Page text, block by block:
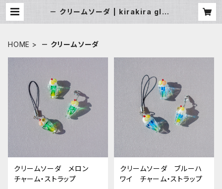
－ クリームソーダ | kirakira glas
HOME － クリームソーダ
クリームソーダ メロン
チャーム・ストラップ
クリームソーダ ブルーハ
ワイ チャーム・ストラップ